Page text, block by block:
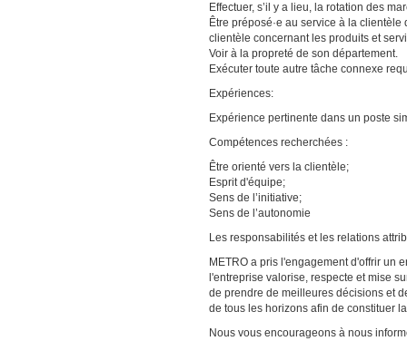
Effectuer, s’il y a lieu, la rotation des
Être préposé·e au service à la
clientèle concernant les produits et
Voir à la propreté de son département.
Exécuter toute autre tâche connexe
Expériences:
Expérience pertinente dans un poste
Compétences recherchées :
Être orienté vers la clientèle;
Esprit d'équipe;
Sens de l’initiative;
Sens de l’autonomie
Les responsabilités et les relations
METRO a pris l'engagement d'offrir un
l'entreprise valorise, respecte et mise
de prendre de meilleures décisions et
de tous les horizons afin de constituer
Nous vous encourageons à nous